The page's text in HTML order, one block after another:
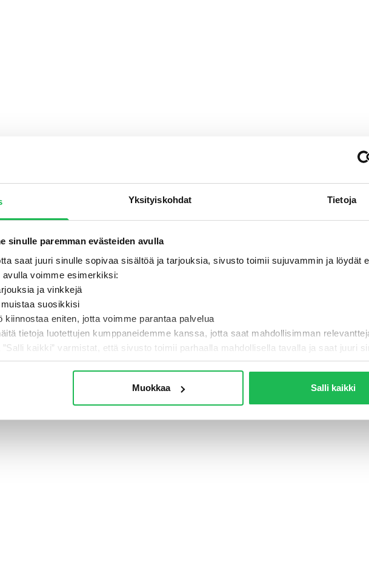
Yksityiskohdat Tietoja
sinulle paremman evästeiden avulla
saat juuri sinulle sopivaa sisältöä ja tarjouksia, sivusto toimii sujuvammin ja löydät
voimme esimerkiksi:
ja vinkkejä
suosikkisi
kiinnostaa eniten, jotta voimme parantaa palvelua
tietoja luotettujen kumppaneidemme kanssa, jotta saat mahdollisimman
kaikki” varmistat, että sivusto toimii parhaalla mahdollisella tavalla ja saat juuri
Muokkaa Salli kaikki